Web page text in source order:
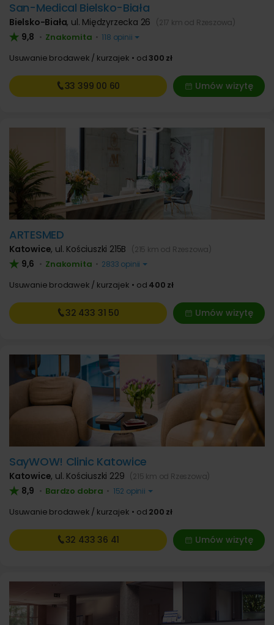
San-Medical Bielsko-Biała
Bielsko-Biała, ul. Międzyrzecka 26 (217 km od Rzeszowa)
9,8 • Znakomita • 118 opinii
Usuwanie brodawek / kurzajek od 300 zł
Umów wizytę
33 399 00 60
ARTESMED
Katowice, ul. Kościuszki 215B (215 km od Rzeszowa)
9,6 • Znakomita • 2833 opinii
Usuwanie brodawek / kurzajek od 400 zł
Umów wizytę
32 433 31 50
SayWOW! Clinic Katowice
Katowice, ul. Kościuszki 229 (215 km od Rzeszowa)
8,9 • Bardzo dobra • 152 opinii
Usuwanie brodawek / kurzajek od 200 zł
Umów wizytę
32 433 36 41